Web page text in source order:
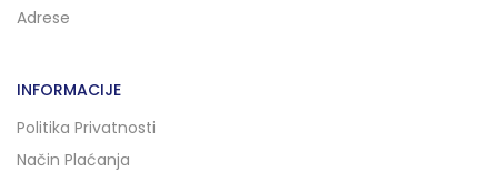
Adrese
INFORMACIJE
Politika Privatnosti
Način Plaćanja